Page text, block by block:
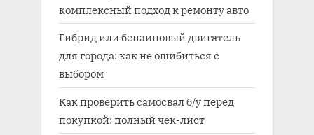
комплексный подход к ремонту авто
Гибрид или бензиновый двигатель
для города: как не ошибиться с
выбором
Как проверить самосвал б/у перед
покупкой: полный чек-лист